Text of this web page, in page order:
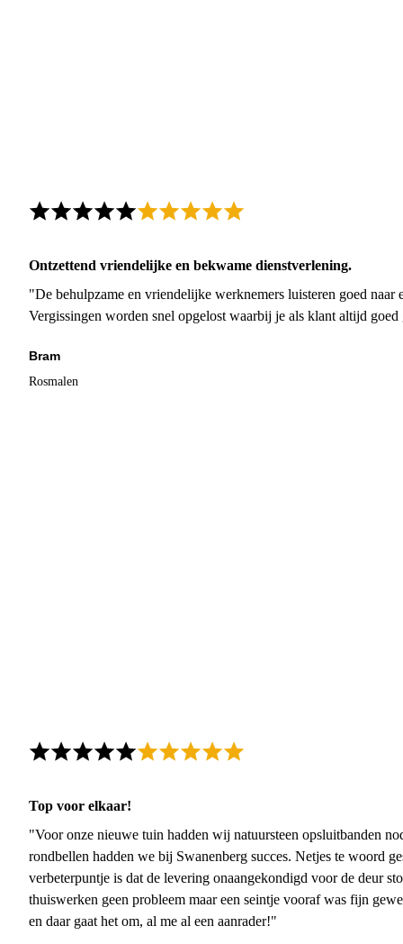
Ontzettend vriendelijke en bekwame dienstverlening.
"De behulpzame en vriendelijke werknemers luisteren goed naar
Vergissingen worden snel opgelost waarbij je als klant altijd
Bram
Rosmalen
Top voor elkaar!
"Voor onze nieuwe tuin hadden wij natuursteen opsluitbanden
rondbellen hadden we bij Swanenberg succes. Netjes te woord
verbeterpuntje is dat de levering onaangekondigd voor de deur
thuiswerken geen probleem maar een seintje vooraf was fijn
en daar gaat het om, al me al een aanrader!"